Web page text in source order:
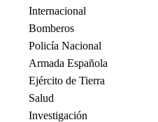
Internacional
Bomberos
Policía Nacional
Armada Española
Ejército de Tierra
Salud
Investigación